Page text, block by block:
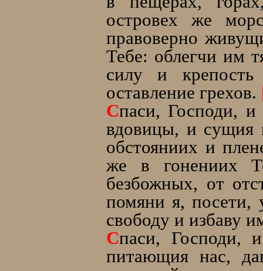
островех же
правоверно
Тебе: облегчи им
силу и
оставление грехов.
Спаси, Господи,
вдовицы, и сущия
обстояниих и
же в гонениих
безбожных, от
помяни я, посети,
свободу и избаву
Спаси, Господи,
питающия нас,